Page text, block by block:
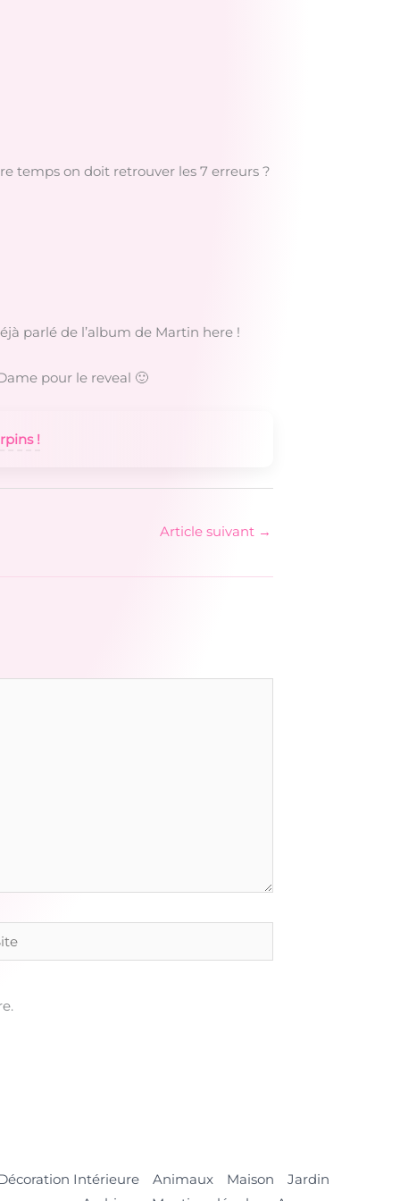
temps on doit retrouver les 7 erreurs ?
parlé de l’album de Martin here !
pour le reveal 🙂
!
Article suivant →
Intérieure Animaux Maison
Jardin